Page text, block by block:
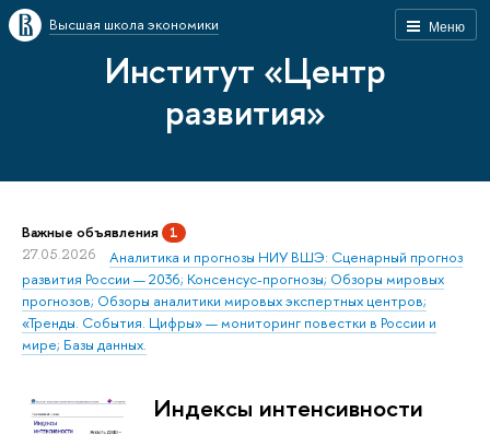
Меню
Высшая школа экономики
Институт «Центр
развития»
Важные объявления 1
27.05.2026
Аналитика и прогнозы НИУ ВШЭ: Сценарный прогноз
развития России — 2036; Консенсус-прогнозы; Обзоры мировых
прогнозов; Обзоры аналитики мировых экспертных центров;
«Тренды. События. Цифры» — мониторинг повестки в России и
мире; Базы данных.
Индексы интенсивности